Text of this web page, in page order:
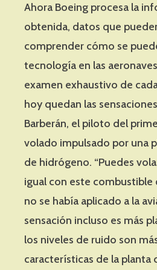
Ahora Boeing procesa la
obtenida, datos que
comprender cómo se
tecnología en las
examen exhaustivo de
hoy quedan las
Barberán, el piloto del
volado impulsado por una
de hidrógeno. “Puedes
igual con este combustible
no se había aplicado a la
sensación incluso es más
los niveles de ruido son
características de la planta